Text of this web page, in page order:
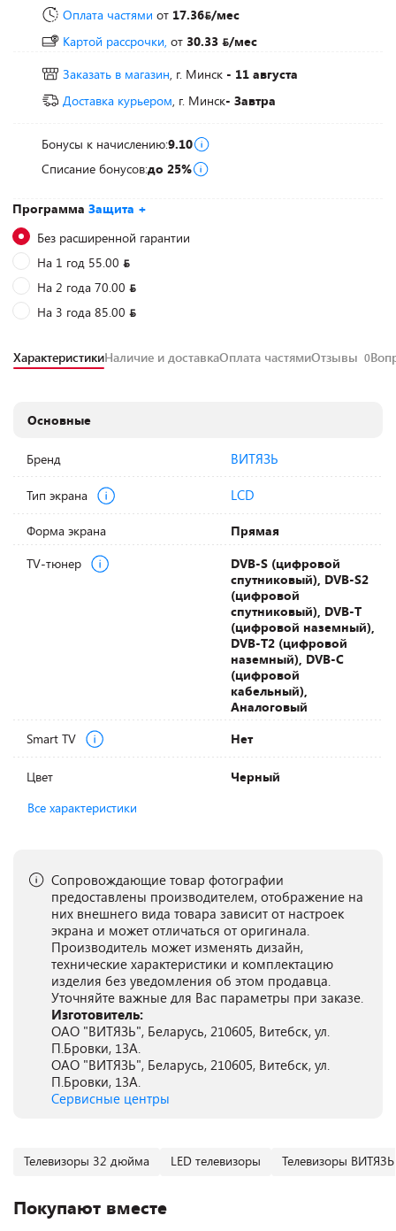
Программа Защита +
Без расширенной гарантии
На 1 год 55.00
На 2 года 70.00
На 3 года 85.00
Оплата частями от 17.36 /мес
Картой рассрочки, от 30.33
/мес
Заказать в магазин, г. Минск - 11 августа
Доставка курьером, г. Минск- Завтра
Бонусы к начислению:9.10
Списание бонусов:до 25%
ХарактеристикиНаличие и доставкаОплата частямиОтзывы 0
Основные
Бренд ВИТЯЗЬ
Тип экрана LCD
Форма экрана
Прямая
TV-тюнер
DVB-S (цифровой
спутниковый), DVB-S2
(цифровой
спутниковый), DVB-T
(цифровой наземный),
DVB-T2 (цифровой
наземный), DVB-С
(цифровой
кабельный),
Аналоговый
Smart TV
Нет
Цвет
Черный
Все характеристики
Сопровождающие товар фотографии
предоставлены производителем, отображение на
них внешнего вида товара зависит от настроек
экрана и может отличаться от оригинала.
Производитель может изменять дизайн,
технические характеристики и комплектацию
изделия без уведомления об этом продавца.
Уточняйте важные для Вас параметры при заказе.
Изготовитель:
ОАО "ВИТЯЗЬ", Беларусь, 210605, Витебск, ул.
П.Бровки, 13А.
ОАО "ВИТЯЗЬ", Беларусь, 210605, Витебск, ул.
П.Бровки, 13А.
Сервисные центры
Телевизоры 32 дюйма LED телевизоры Телевизоры ВИТЯЗЬ
Покупают вместе